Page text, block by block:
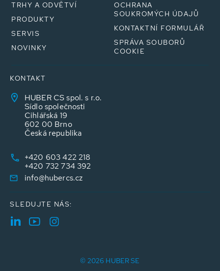
TRHY A ODVĚTVÍ
PRODUKTY
SERVIS
NOVINKY
OCHRANA
SOUKROMÝCH ÚDAJŮ
KONTAKTNÍ FORMULÁŘ
SPRÁVA SOUBORŮ
COOKIE
KONTAKT
HUBER CS spol. s r.o.
Sídlo společnosti
Cihlářská 19
602 00 Brno
Česká republika
+420 603 422 218
+420 732 734 392
info@hubercs.cz
SLEDUJTE NÁS:
© 2026 HUBER SE